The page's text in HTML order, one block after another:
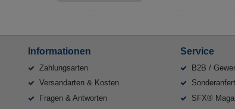
Informationen
Zahlungsarten
Versandarten & Kosten
Fragen & Antworten
Service
B2B /
SFX®